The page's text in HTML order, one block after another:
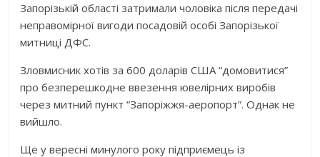
Запорізькій області затримали чоловіка після передачі
неправомірної вигоди посадовій особі Запорізької
митниці ДФС.
Зловмисник хотів за 600 доларів США “домовитися”
про безперешкодне ввезення ювелірних виробів
через митний пункт “Запоріжжя-аеропорт”. Однак не
вийшло.
Ще у вересні минулого року підприємець із